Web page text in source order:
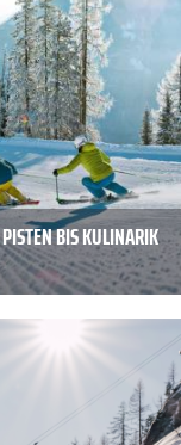
BIS KULINARIK – Ü